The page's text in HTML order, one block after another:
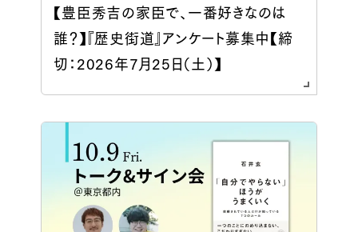
【豊臣秀吉の家臣で、一番好きなのは
誰？】『歴史街道』アンケート募集中【締
切：2026年7月25日（土）】